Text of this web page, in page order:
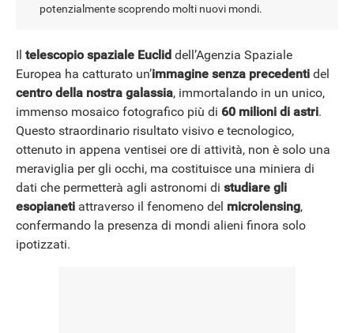
potenzialmente scoprendo molti nuovi mondi.
Il telescopio spaziale Euclid dell’Agenzia Spaziale
Europea ha catturato un’immagine senza precedenti del
centro della nostra galassia, immortalando in un unico,
immenso mosaico fotografico più di 60 milioni di astri.
Questo straordinario risultato visivo e tecnologico,
ottenuto in appena ventisei ore di attività, non è solo una
meraviglia per gli occhi, ma costituisce una miniera di
dati che permetterà agli astronomi di studiare gli
esopianeti attraverso il fenomeno del microlensing,
confermando la presenza di mondi alieni finora solo
ipotizzati.